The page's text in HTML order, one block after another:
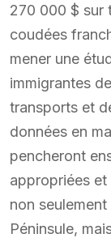
270 000 $ sur
coudées
mener une
immigrantes
transports et
données en
pencheront
appropriées
non
Péninsule,